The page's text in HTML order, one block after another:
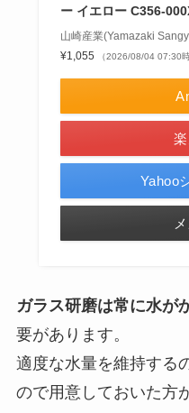
ー イエロー C356-
山崎産業(Yamazaki
¥1,055
（2026/08/04 07:30
Yahoo
ガラス研磨は常に水が
要があります。
適度な水量を維持する
ので用意しておいた方